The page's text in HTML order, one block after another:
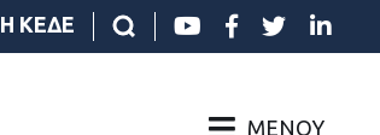
Η ΚΕΔΕ
ΜΕΝΟΎ